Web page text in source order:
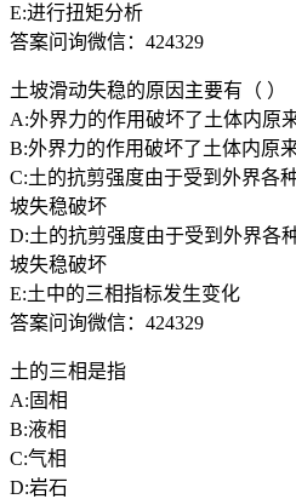
E:进行扭矩分析
答案问询微信：424329
土坡滑动失稳的原因主要有（ ）
A:外界力的作用破坏了土体内原
B:外界力的作用破坏了土体内原
C:土的抗剪强度由于受到外界各
坡失稳破坏
D:土的抗剪强度由于受到外界各
坡失稳破坏
E:土中的三相指标发生变化
答案问询微信：424329
土的三相是指
A:固相
B:液相
C:气相
D:岩石